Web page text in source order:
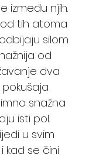
između njih.
od tih atoma
silom
od
dva
snažna
isti pol.
u svim
kad se čini